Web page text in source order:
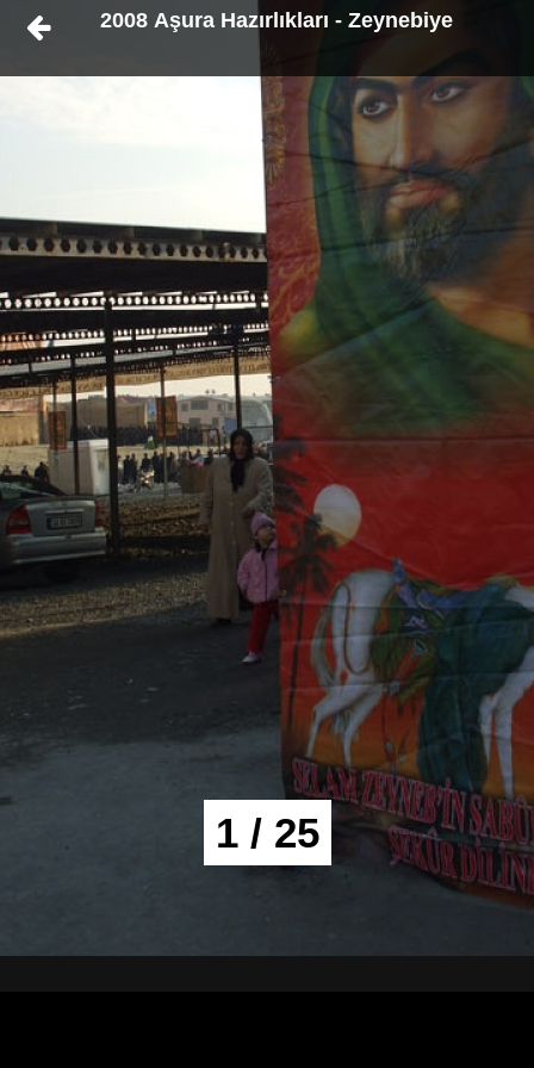
2008 Aşura Hazırlıkları - Zeynebiye
1 / 25